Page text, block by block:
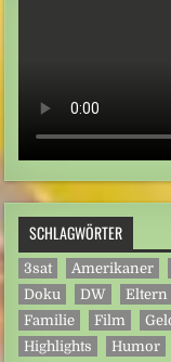
SCHLAGWÖRTER
3sat Amerikaner
Doku
DW Eltern
Familie
Film
Highlights
Humor